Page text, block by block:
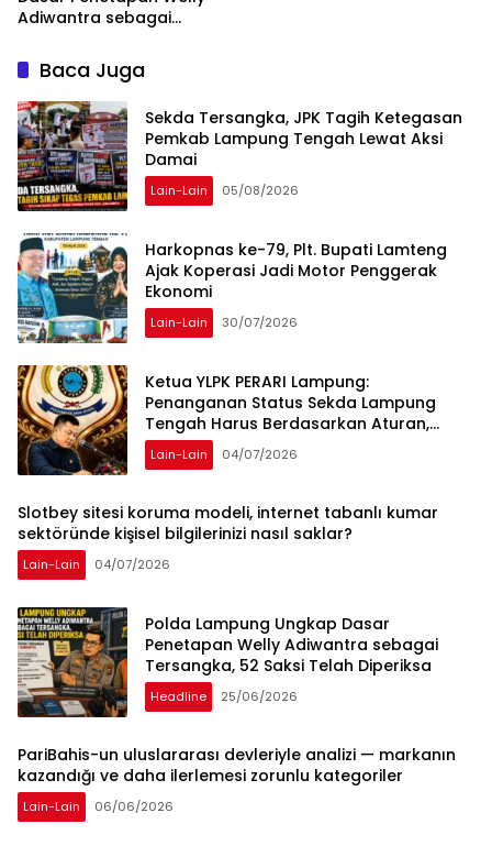
Adiwantra sebagai
Diperiksa
Baca Juga
Sekda Tersangka, JPK Tagih Ketegasan
Pemkab Lampung Tengah Lewat Aksi
Damai
Lain-Lain 05/08/2026
Harkopnas ke-79, Plt. Bupati Lamteng
Ajak Koperasi Jadi Motor Penggerak
Ekonomi
Lain-Lain 30/07/2026
Ketua YLPK PERARI Lampung:
Penanganan Status Sekda Lampung
Tengah Harus Berdasarkan Aturan,
Bukan Tekanan Opini
Lain-Lain 04/07/2026
Slotbey sitesi koruma modeli, internet tabanlı kumar
sektöründe kişisel bilgilerinizi nasıl saklar?
Lain-Lain 04/07/2026
Polda Lampung Ungkap Dasar
Penetapan Welly Adiwantra sebagai
Tersangka, 52 Saksi Telah Diperiksa
Headline 25/06/2026
PariBahis-un uluslararası devleriyle analizi — markanın
kazandığı ve daha ilerlemesi zorunlu kategoriler
Lain-Lain 06/06/2026